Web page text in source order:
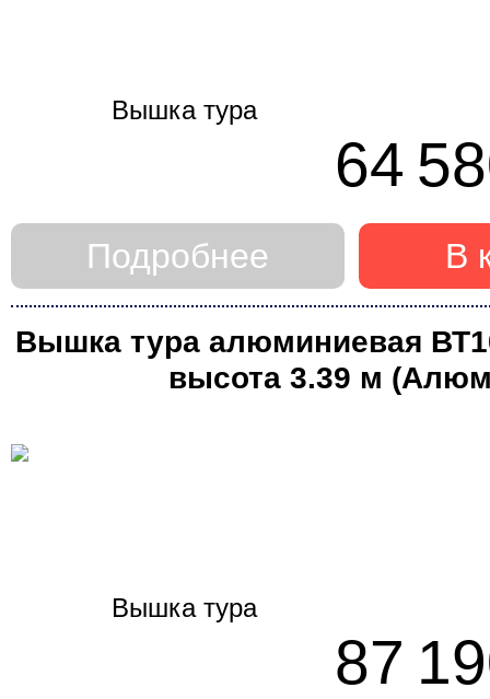
64
В
Подробнее
Вышка тура алюминиевая
высота 3.39 м
87